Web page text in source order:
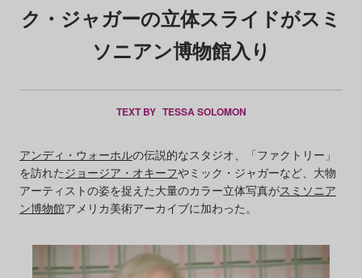
ク・ジャガーの立体スライドがスミ
ソニアン博物館入り
TEXT BY TESSA SOLOMON
アンディ・ウォーホルの伝説的なスタジオ、「ファクトリー」
を訪れたジョージア・オキーフやミック・ジャガーなど、大物
アーティストの姿を捉えた大量のカラー立体写真がスミソニア
ン博物館アメリカ美術アーカイブに加わった。